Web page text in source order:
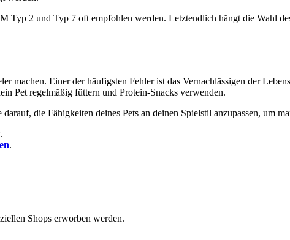
Typ 2 und Typ 7 oft empfohlen werden. Letztendlich hängt die Wahl
Einer der häufigsten Fehler ist das Vernachlässigen der
Pet regelmäßig füttern und Protein-Snacks verwenden.
die Fähigkeiten deines Pets an deinen Spielstil anzupassen, um
.
Shops erworben werden.